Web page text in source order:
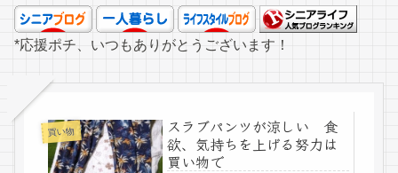
*応援ポチ、いつもありがとうございます！
買い物
スラブパンツが涼しい 食
欲、気持ちを上げる努力は
買い物で